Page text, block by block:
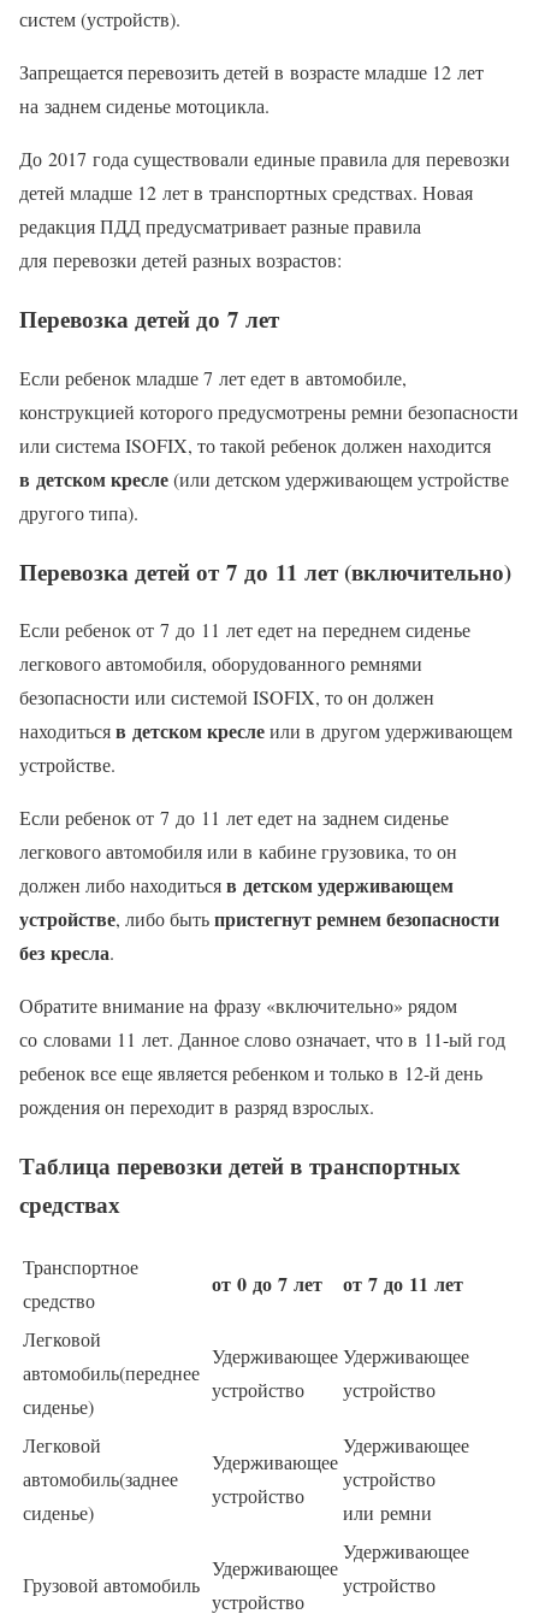
систем (устройств).
Запрещается перевозить детей в возрасте младше 12 лет
на заднем сиденье мотоцикла.
До 2017 года существовали единые правила для перевозки
детей младше 12 лет в транспортных средствах. Новая
редакция ПДД предусматривает разные правила
для перевозки детей разных возрастов:
Перевозка детей до 7 лет
Если ребенок младше 7 лет едет в автомобиле,
конструкцией которого предусмотрены ремни безопасности
или система ISOFIX, то такой ребенок должен находится
в детском кресле(или детском удерживающем устройстве
другого типа).
Перевозка детей от 7 до 11 лет (включительно)
Если ребенок от 7 до 11 лет едет на переднем сиденье
легкового автомобиля, оборудованного ремнями
безопасности или системой ISOFIX, то он должен
находитьсяв детском креслеили в другом удерживающем
устройстве.
Если ребенок от 7 до 11 лет едет на заднем сиденье
легкового автомобиля или в кабине грузовика, то он
должен либо находитьсяв детском удерживающем
устройстве, либо бытьпристегнут ремнем безопасности
без кресла.
Обратите внимание на фразу «включительно» рядом
со словами 11 лет. Данное слово означает, что в 11-ый год
ребенок все еще является ребенком и только в 12-й день
рождения он переходит в разряд взрослых.
Таблица перевозки детей в транспортных
средствах
Транспортное
средство
от 0 до 7 лет от 7 до 11 лет
Легковой
автомобиль(переднее
сиденье)
Удерживающее
устройство
Удерживающее
устройство
Легковой
автомобиль(заднее
сиденье)
Удерживающее
устройство
Удерживающее
устройство
или ремни
Грузовой автомобиль
Удерживающее
устройство
Удерживающее
устройство